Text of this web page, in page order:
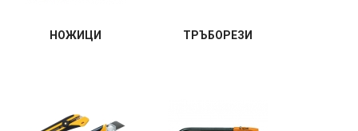
НОЖИЦИ ТРЪБОРЕЗИ